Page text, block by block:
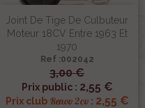
Joint De Tige De Culbuteur
Moteur 18CV Entre 1963 Et
1970
Ref :002042
3,00 €
Prix public : 2,55 €
Prix club Renov 2cv: 2,55 €